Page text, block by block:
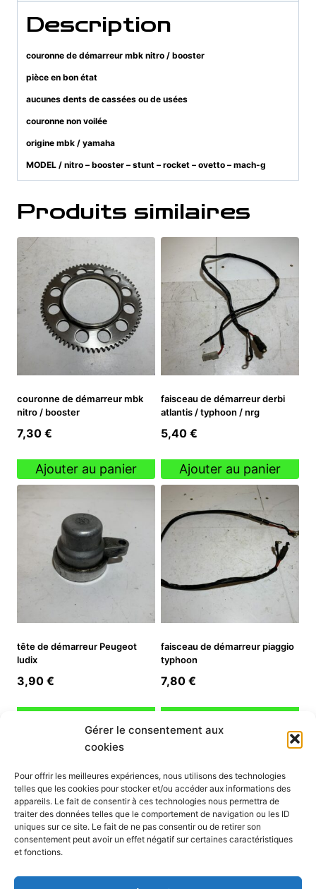
Gérer le consentement aux
cookies
Pour offrir les meilleures expériences, nous utilisons des technologies
telles que les cookies pour stocker et/ou accéder aux informations des
appareils. Le fait de consentir à ces technologies nous permettra de
traiter des données telles que le comportement de navigation ou les ID
uniques sur ce site. Le fait de ne pas consentir ou de retirer son
consentement peut avoir un effet négatif sur certaines caractéristiques
et fonctions.
Description
couronne de démarreur mbk nitro / booster
pièce en bon état
aucunes dents de cassées ou de usées
couronne non voilée
origine mbk / yamaha
MODEL / nitro – booster – stunt – rocket – ovetto – mach-g
Produits similaires
couronne de démarreur mbk
nitro / booster
7,30 €
Ajouter au panier
faisceau de démarreur derbi
atlantis / typhoon / nrg
5,40 €
Ajouter au panier
tête de démarreur Peugeot
ludix
3,90 €
faisceau de démarreur piaggio
typhoon
7,80 €
INFORMATION
Mon compte
Nous contacter
Mode paiement
Nos services
Politique de confidentialité